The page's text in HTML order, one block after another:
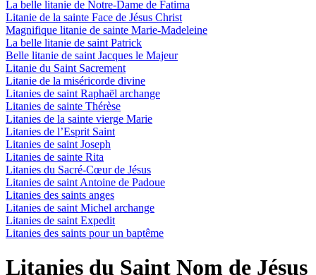
La belle litanie de Notre-Dame de Fatima
Litanie de la sainte Face de Jésus Christ
Magnifique litanie de sainte Marie-Madeleine
La belle litanie de saint Patrick
Belle litanie de saint Jacques le Majeur
Litanie du Saint Sacrement
Litanie de la miséricorde divine
Litanies de saint Raphaël archange
Litanies de sainte Thérèse
Litanies de la sainte vierge Marie
Litanies de l’Esprit Saint
Litanies de saint Joseph
Litanies de sainte Rita
Litanies du Sacré-Cœur de Jésus
Litanies de saint Antoine de Padoue
Litanies des saints anges
Litanies de saint Michel archange
Litanies de saint Expedit
Litanies des saints pour un baptême
Litanies du Saint Nom de Jésus